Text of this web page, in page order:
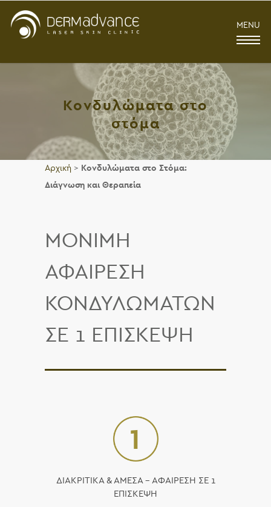
MENU
Κονδυλώματα στο
στόμα
Αρχική > Κονδυλώματα στο Στόμα:
Διάγνωση και Θεραπεία
ΜΟΝΙΜΗ
ΑΦΑΙΡΕΣΗ
ΚΟΝΔΥΛΩΜΑΤΩΝ
ΣΕ 1 ΕΠΙΣΚΕΨΗ
ΔΙΑΚΡΙΤΙΚΑ & ΑΜΕΣΑ – ΑΦΑΙΡΕΣΗ ΣΕ 1
ΕΠΙΣΚΕΨΗ